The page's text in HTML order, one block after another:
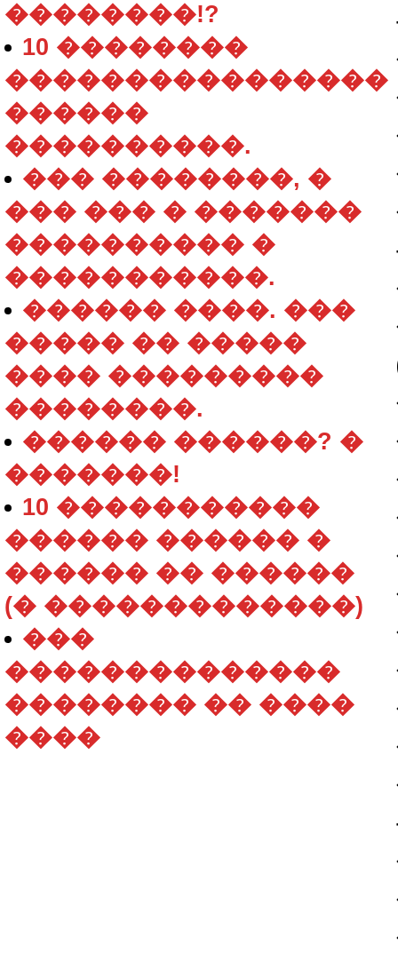
��������!?
10 ��������
����������������
������
����������.
��� ��������, �
��� ��� � �������
���������� �
�����������.
������ ����. ���
����� �� �����
���� ���������
��������.
������ ������? �
�������!
10 �����������
������ ������ �
������ �� ������
(� �������������)
���
��������������
�������� �� ����
����